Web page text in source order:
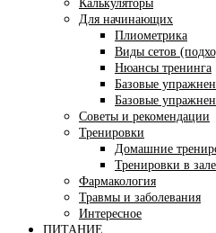
Калькуляторы
Для начинающих
Плиометрика
Виды сетов
Нюансы тренинга
Базовые
Базовые
Советы и рекомендации
Тренировки
Домашние
Тренировки в зале
Фармакология
Травмы и заболевания
Интересное
ПИТАНИЕ